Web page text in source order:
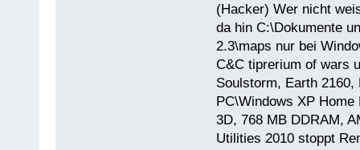
(Hacker) Wer nicht
da hin C:\Dokumente
2.3\maps nur bei
C&C tiprerium of wars
Soulstorm, Earth
PC\Windows XP
3D, 768 MB DDRAM,
Utilities 2010 stoppt